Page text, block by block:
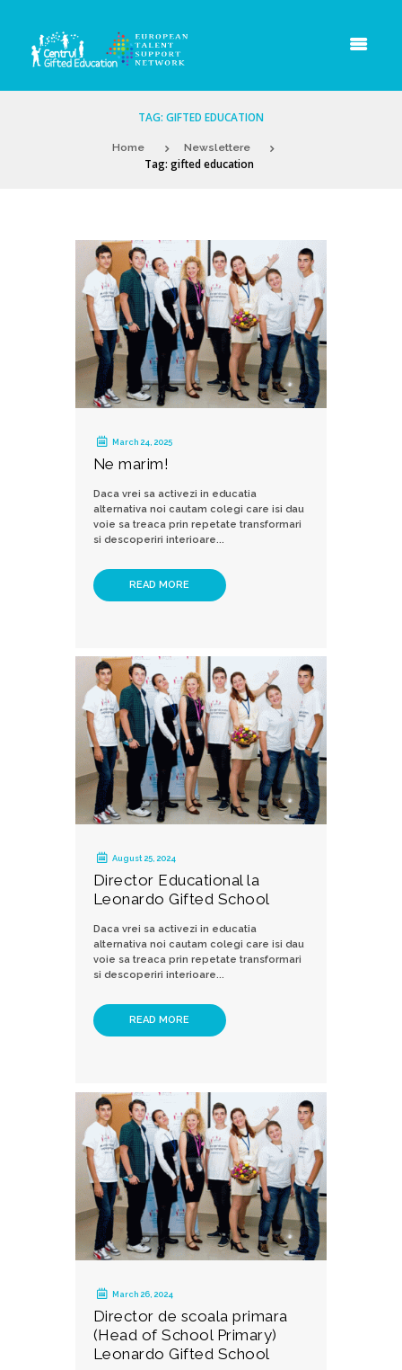
TAG: GIFTED EDUCATION
Home Newslettere
Tag: gifted education
March 24, 2025
Ne marim!
Daca vrei sa activezi in educatia
alternativa noi cautam colegi care isi dau
voie sa treaca prin repetate transformari
si descoperiri interioare...
READ MORE
August 25, 2024
Director Educational la
Leonardo Gifted School
Daca vrei sa activezi in educatia
alternativa noi cautam colegi care isi dau
voie sa treaca prin repetate transformari
si descoperiri interioare...
READ MORE
March 26, 2024
Director de scoala primara
(Head of School Primary)
Leonardo Gifted School